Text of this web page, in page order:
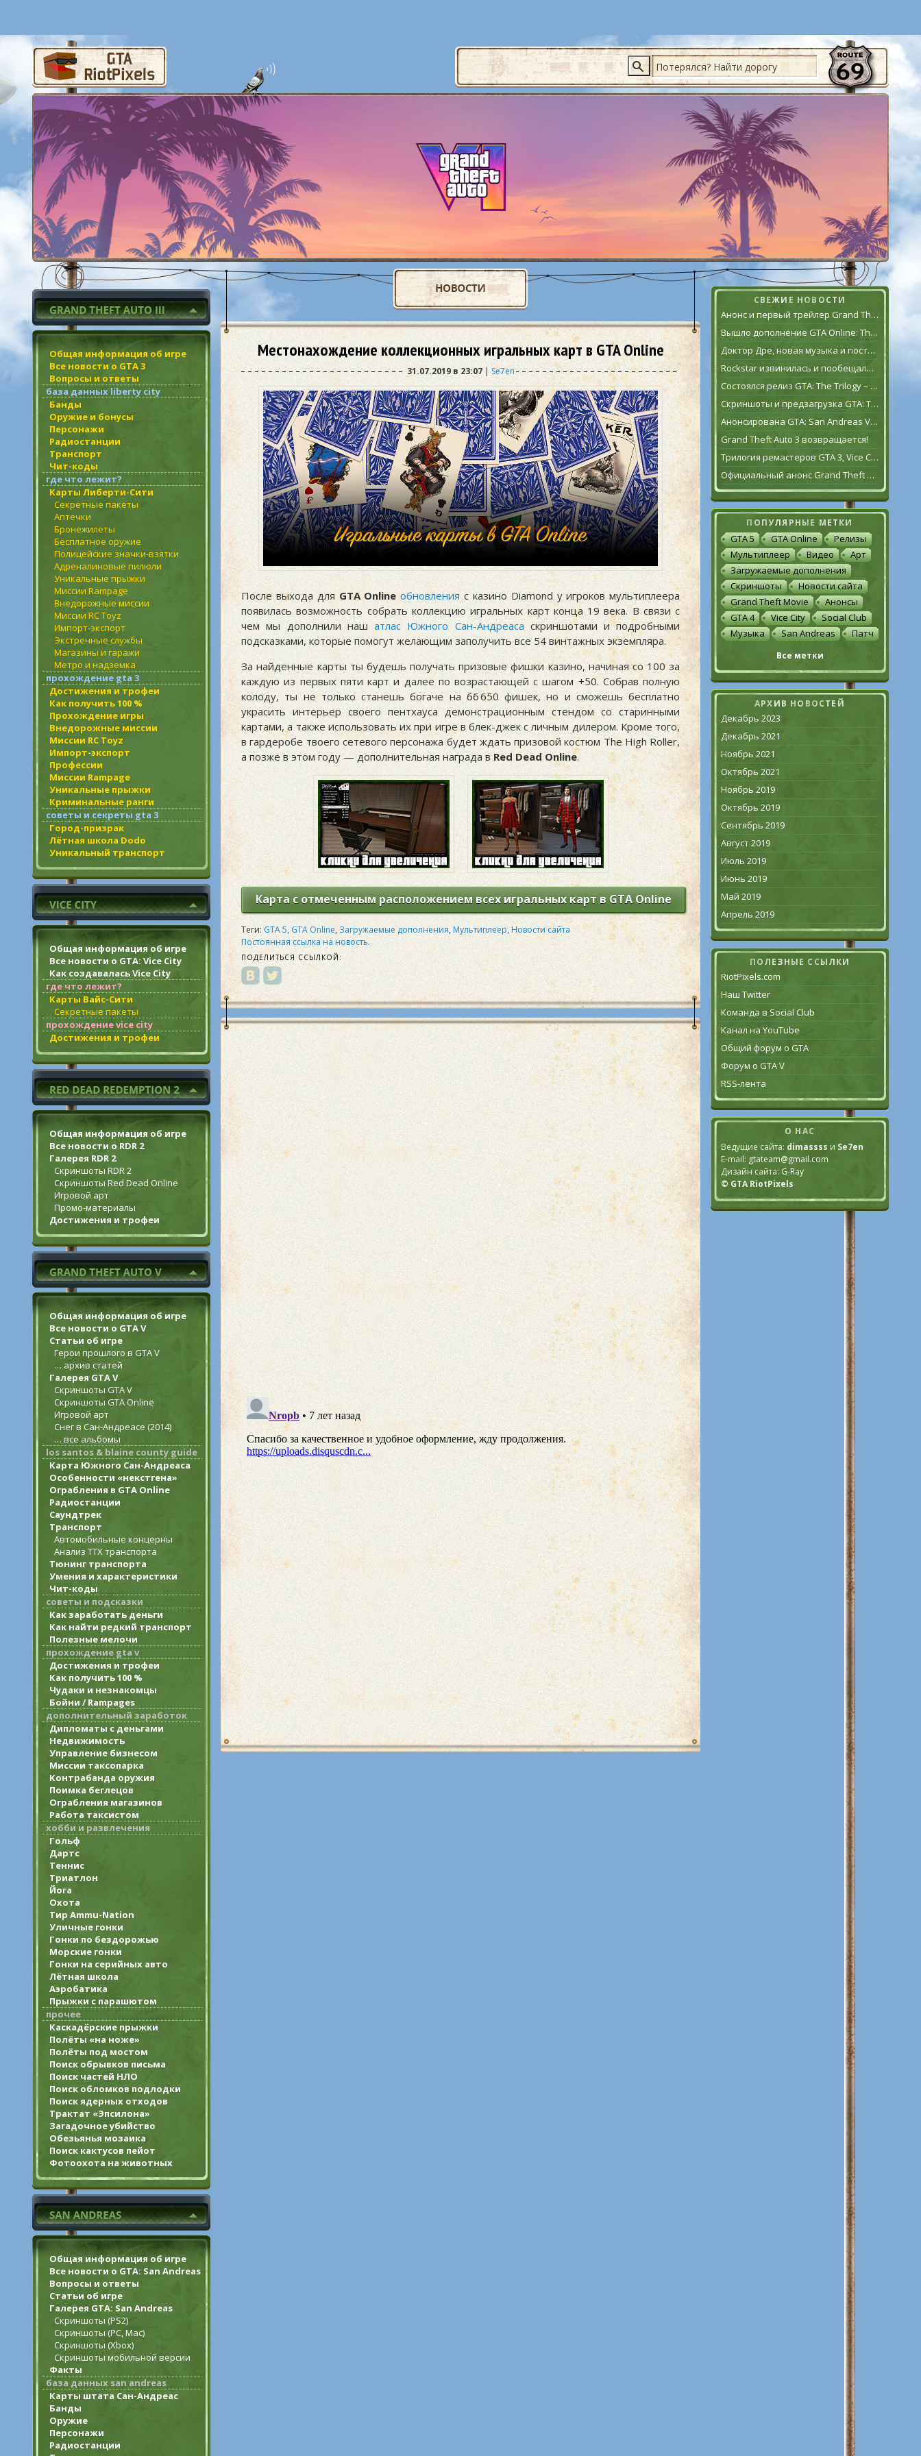
Поиск
Общая информация об игре
Все новости о GTA 3
Вопросы и ответы
база данных liberty city
Банды
Оружие и бонусы
Персонажи
Радиостанции
Транспорт
Чит-коды
где что лежит?
Карты Либерти-Сити
Секретные пакеты
Аптечки
Бронежилеты
Бесплатное оружие
Полицейские значки-взятки
Адреналиновые пилюли
Уникальные прыжки
Миссии Rampage
Внедорожные миссии
Миссии RC Toyz
Импорт-экспорт
Экстренные службы
Магазины и гаражи
Метро и надземка
прохождение gta 3
Достижения и трофеи
Как получить 100 %
Прохождение игры
Внедорожные миссии
Миссии RC Toyz
Импорт-экспорт
Профессии
Миссии Rampage
Уникальные прыжки
Криминальные ранги
советы и секреты gta 3
Город-призрак
Лётная школа Dodo
Уникальный транспорт
Общая информация об игре
Все новости о GTA: Vice City
Как создавалась Vice City
где что лежит?
Карты Вайс-Сити
Секретные пакеты
прохождение vice city
Достижения и трофеи
Общая информация об игре
Все новости о RDR 2
Галерея RDR 2
Скриншоты RDR 2
Скриншоты Red Dead Online
Игровой арт
Промо-материалы
Достижения и трофеи
Общая информация об игре
Все новости о GTA V
Статьи об игре
Герои прошлого в GTA V
… архив статей
Галерея GTA V
Скриншоты GTA V
Скриншоты GTA Online
Игровой арт
Снег в Сан-Андреасе (2014)
… все альбомы
los santos & blaine county guide
Карта Южного Сан-Андреаса
Особенности «некстгена»
Ограбления в GTA Online
Радиостанции
Саундтрек
Транспорт
Автомобильные концерны
Анализ ТТХ транспорта
Тюнинг транспорта
Умения и характеристики
Чит-коды
советы и подсказки
Как заработать деньги
Как найти редкий транспорт
Полезные мелочи
прохождение gta v
Достижения и трофеи
Как получить 100 %
Чудаки и незнакомцы
Бойни / Rampages
дополнительный заработок
Дипломаты с деньгами
Недвижимость
Управление бизнесом
Миссии таксопарка
Контрабанда оружия
Поимка беглецов
Ограбления магазинов
Работа таксистом
хобби и развлечения
Гольф
Дартс
Теннис
Триатлон
Йога
Охота
Тир Ammu-Nation
Уличные гонки
Гонки по бездорожью
Морские гонки
Гонки на серийных авто
Лётная школа
Аэробатика
Прыжки с парашютом
прочее
Каскадёрские прыжки
Полёты «на ноже»
Полёты под мостом
Поиск обрывков письма
Поиск частей НЛО
Поиск обломков подлодки
Поиск ядерных отходов
Трактат «Эпсилона»
Загадочное убийство
Обезьянья мозаика
Поиск кактусов пейот
Фотоохота на животных
Общая информация об игре
Все новости о GTA: San Andreas
Вопросы и ответы
Статьи об игре
Галерея GTA: San Andreas
Скриншоты (PS2)
Скриншоты (PC, Mac)
Скриншоты (Xbox)
Скриншоты мобильной версии
Факты
база данных san andreas
Карты штата Сан-Андреас
Банды
Оружие
Персонажи
Радиостанции
Местонахождение коллекционных игральных карт в GTA Online
31.07.2019 в 23:07| Se7en
После выхода для GTA Online обновления с казино Diamond у игроков мультиплеера
появилась возможность собрать коллекцию игральных карт конца 19 века. В связи с
чем мы дополнили нашатлас Южного Сан-Андреасаскриншотами и подробными
подсказками, которые помогут желающим заполучить все 54 винтажных экземпляра.
За найденные карты ты будешь получать призовые фишки казино, начиная со 100 за
каждую из первых пяти карт и далее по возрастающей с шагом +50. Собрав полную
колоду, ты не только станешь богаче на 66 650 фишек, но и сможешь бесплатно
украсить интерьер своего пентхауса демонстрационным стендом со старинными
картами, а также использовать их при игре в блек-джек с личным дилером. Кроме того,
в гардеробе твоего сетевого персонажа будет ждать призовой костюм The High Roller,
а позже в этом году — дополнительная награда в Red Dead Online.
Карта с отмеченным расположением всех игральных карт в GTA Online
Теги:GTA 5,GTA Online, Загружаемые дополнения,Мультиплеер,Новости сайта
Постоянная ссылка на новость.
ПОДЕЛИТЬСЯ ССЫЛКОЙ:
СВЕЖИЕ НОВОСТИ
Анонс и первый трейлер Grand Theft Auto VI
Вышло дополнение GTA Online: The Contract
Доктор Дре, новая музыка и постаревший Франклин Клинтон в дополнении GTA Online: The Contract
Rockstar извинилась и пообещала исправить GTA: The Trilogy – The Definitive Edition [обновлено]
Состоялся релиз GTA: The Trilogy – The Definitive Edition
Скриншоты и предзагрузка GTA: The Trilogy – The Definitive Edition
Анонсирована GTA: San Andreas VR для Oculus Quest 2
Grand Theft Auto 3 возвращается!
Трилогия ремастеров GTA 3, Vice City и San Andreas выйдет 11 ноября
Официальный анонс Grand Theft Auto: The Trilogy – The Definitive Edition
ПОПУЛЯРНЫЕ МЕТКИ
GTA 5 GTA Online
Релизы
Мультиплеер
Видео
Арт
Загружаемые дополнения
Скриншоты
Новости сайта
Grand Theft Movie
Анонсы
GTA 4
Vice City
Social Club
Музыка
San Andreas Патч
Все метки
АРХИВ НОВОСТЕЙ
Декабрь 2023
Декабрь 2021
Ноябрь 2021
Октябрь 2021
Ноябрь 2019
Октябрь 2019
Сентябрь 2019
Август 2019
Июль 2019
Июнь 2019
Май 2019
Апрель 2019
ПОЛЕЗНЫЕ ССЫЛКИ
RiotPixels.com
Наш Twitter
Команда в Social Club
Канал на YouTube
Общий форум о GTA
Форум о GTA V
RSS-лента
О НАС
Ведущие сайта: dimassss и Se7en
E-mail: gtateam@gmail.com
Дизайн сайта: G-Ray
© GTA RiotPixels